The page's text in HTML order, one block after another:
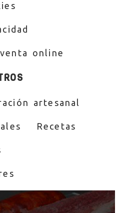
online
artesanal
Recetas